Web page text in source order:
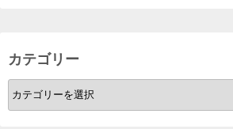
カテゴリー
カ
テ